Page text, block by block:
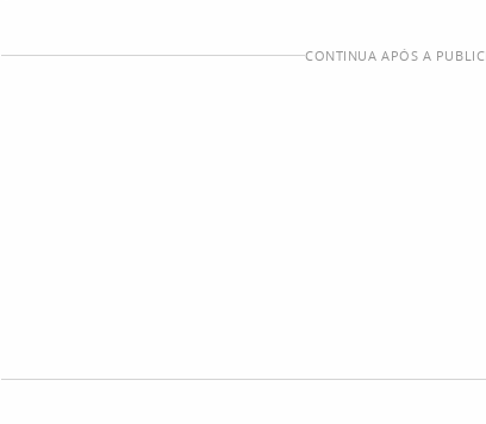
CONTINUA APÓS A